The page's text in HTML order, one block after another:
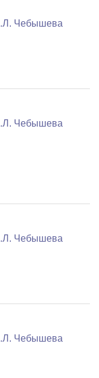
Чебышева
Чебышева
Чебышева
Чебышева